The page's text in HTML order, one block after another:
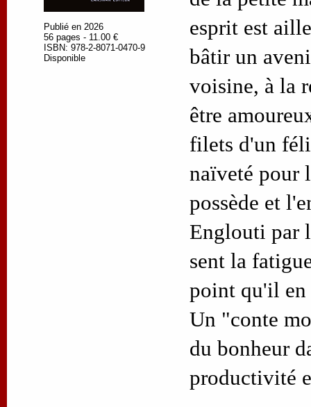
Publié en 2026
56 pages - 11.00 €
ISBN: 978-2-8071-0470-9
Disponible
esprit est
bâtir un
voisine, à la
être
filets d'un
naïveté pour
possède et
Englouti par
sent la
point qu'il en
Un "conte
du bonheur
productivité